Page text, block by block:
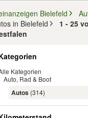
Bielefeld
in Bielefeld
1 - 25
Kategorien
Auto, Rad & Boot
Autos (314)